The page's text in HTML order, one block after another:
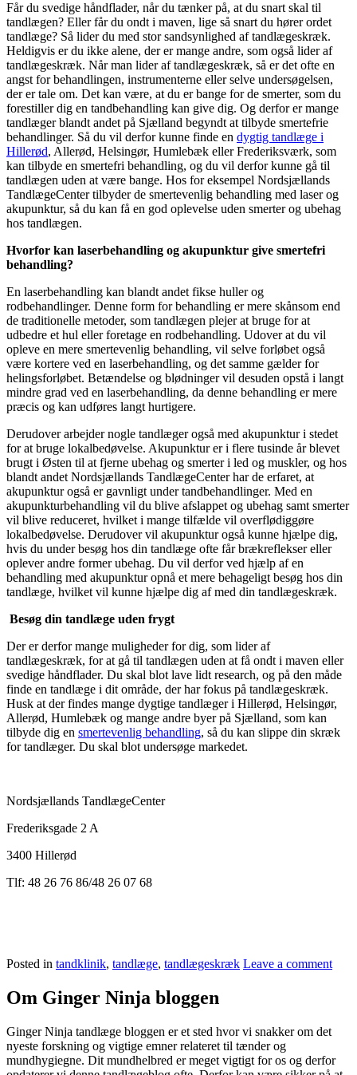
Får du svedige håndflader, når du tænker på, at du snart skal til
tandlægen? Eller får du ondt i maven, lige så snart du hører ordet
tandlæge? Så lider du med stor sandsynlighed af tandlægeskræk.
Heldigvis er du ikke alene, der er mange andre, som også lider af
tandlægeskræk. Når man lider af tandlægeskræk, så er det ofte en
angst for behandlingen, instrumenterne eller selve undersøgelsen,
der er tale om. Det kan være, at du er bange for de smerter, som du
forestiller dig en tandbehandling kan give dig. Og derfor er mange
tandlæger blandt andet på Sjælland begyndt at tilbyde smertefrie
behandlinger. Så du vil derfor kunne finde en dygtig tandlæge i
Hillerød, Allerød, Helsingør, Humlebæk eller Frederiksværk, som
kan tilbyde en smertefri behandling, og du vil derfor kunne gå til
tandlægen uden at være bange. Hos for eksempel Nordsjællands
TandlægeCenter tilbyder de smertevenlig behandling med laser og
akupunktur, så du kan få en god oplevelse uden smerter og ubehag
hos tandlægen.
Hvorfor kan laserbehandling og akupunktur give smertefri
behandling?
En laserbehandling kan blandt andet fikse huller og
rodbehandlinger. Denne form for behandling er mere skånsom end
de traditionelle metoder, som tandlægen plejer at bruge for at
udbedre et hul eller foretage en rodbehandling. Udover at du vil
opleve en mere smertevenlig behandling, vil selve forløbet også
være kortere ved en laserbehandling, og det samme gælder for
helingsforløbet. Betændelse og blødninger vil desuden opstå i langt
mindre grad ved en laserbehandling, da denne behandling er mere
præcis og kan udføres langt hurtigere.
Derudover arbejder nogle tandlæger også med akupunktur i stedet
for at bruge lokalbedøvelse. Akupunktur er i flere tusinde år blevet
brugt i Østen til at fjerne ubehag og smerter i led og muskler, og hos
blandt andet Nordsjællands TandlægeCenter har de erfaret, at
akupunktur også er gavnligt under tandbehandlinger. Med en
akupunkturbehandling vil du blive afslappet og ubehag samt smerter
vil blive reduceret, hvilket i mange tilfælde vil overflødiggøre
lokalbedøvelse. Derudover vil akupunktur også kunne hjælpe dig,
hvis du under besøg hos din tandlæge ofte får brækreflekser eller
oplever andre former ubehag. Du vil derfor ved hjælp af en
behandling med akupunktur opnå et mere behageligt besøg hos din
tandlæge, hvilket vil kunne hjælpe dig af med din tandlægeskræk.
Besøg din tandlæge uden frygt
Der er derfor mange muligheder for dig, som lider af
tandlægeskræk, for at gå til tandlægen uden at få ondt i maven eller
svedige håndflader. Du skal blot lave lidt research, og på den måde
finde en tandlæge i dit område, der har fokus på tandlægeskræk.
Husk at der findes mange dygtige tandlæger i Hillerød, Helsingør,
Allerød, Humlebæk og mange andre byer på Sjælland, som kan
tilbyde dig en smertevenlig behandling, så du kan slippe din skræk
for tandlæger. Du skal blot undersøge markedet.
Nordsjællands TandlægeCenter
Frederiksgade 2 A
3400 Hillerød
Tlf: 48 26 76 86/48 26 07 68
Posted in tandklinik, tandlæge, tandlægeskræk Leave a comment
Om Ginger Ninja bloggen
Ginger Ninja tandlæge bloggen er et sted hvor vi snakker om det
nyeste forskning og vigtige emner relateret til tænder og
mundhygiegne. Dit mundhelbred er meget vigtigt for os og derfor